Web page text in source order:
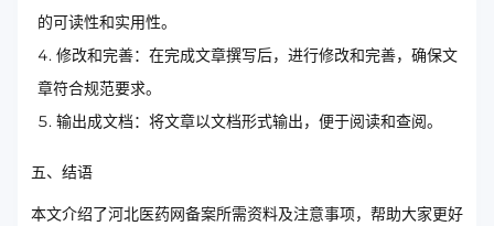
的可读性和实用性。
修改和完善：在完成文章撰写后，进行修改和完善，确保文
章符合规范要求。
输出成文档：将文章以文档形式输出，便于阅读和查阅。
五、结语
本文介绍了河北医药网备案所需资料及注意事项，帮助大家更好